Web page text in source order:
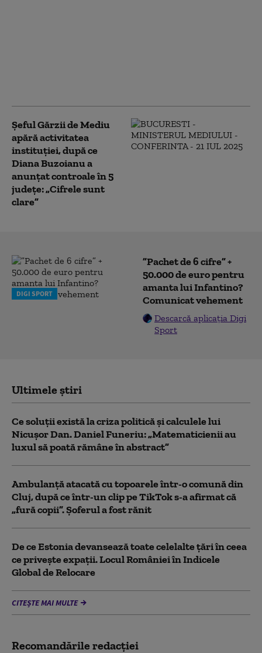
Șeful Gărzii de Mediu
apără activitatea
instituției, după ce
Diana Buzoianu a
anunțat controale în 5
județe: „Cifrele sunt
clare”
DIGI SPORT
”Pachet de 6 cifre” +
50.000 de euro pentru
amanta lui Infantino?
Comunicat vehement
Descarcă aplicația Digi
Sport
Ultimele știri
Ce soluții există la criza politică și calculele lui
Nicușor Dan. Daniel Funeriu: „Matematicienii au
luxul să poată rămâne în abstract”
Ambulanţă atacată cu topoarele într-o comună din
Cluj, după ce într-un clip pe TikTok s-a afirmat că
„fură copii”. Șoferul a fost rănit
De ce Estonia devansează toate celelalte țări în ceea
ce privește expații. Locul României în Indicele
Global de Relocare
CITEȘTE MAI MULTE
Recomandările redacţiei